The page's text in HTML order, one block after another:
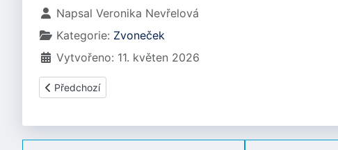
Základní údaje
Napsal Veronika Nevřelová
Kategorie: Zvoneček
Vytvořeno: 11. květen 2026
Předchozí článek: ZVONEČEK - DUBEN II.
Předchozí